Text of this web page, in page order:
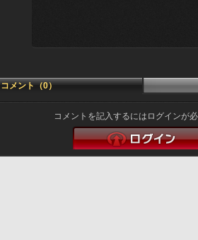
コメント（0）
コメントを記入するにはログインが必